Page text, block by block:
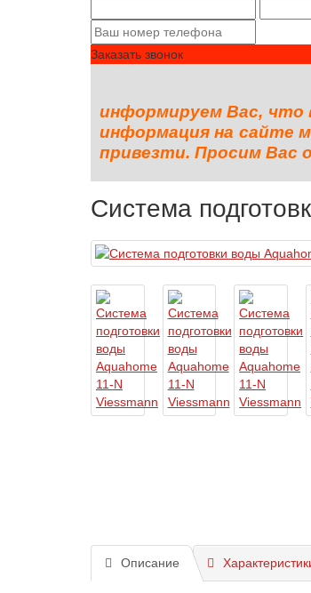
Заказать звонок
информируем Вас, что
информация на сайте
привезти. Просим Вас
Система
Описание